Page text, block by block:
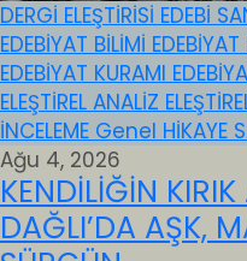
DERGİ ELEŞTİRİSİ EDEBİ
EDEBİYAT BİLİMİ EDEBİYAT
EDEBİYAT KURAMI
ELEŞTİREL ANALİZ
İNCELEME Genel HİKAYE
Ağu 4, 2026
KENDİLİĞİN
DAĞLI’DA AŞK,